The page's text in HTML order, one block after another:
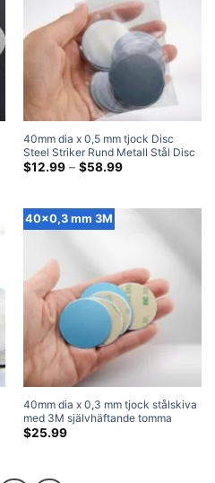
40mm dia x 0,5 mm tjock Disc
Steel Striker Rund Metall Stål Disc
Strike Plates
$12.99 – $58.99Prisklass:
40x0,3 mm 3M
40mm dia x 0,3 mm tjock stålskiva
med 3M självhäftande tomma
runda metallslagplåtar (100 Packa)
$25.99